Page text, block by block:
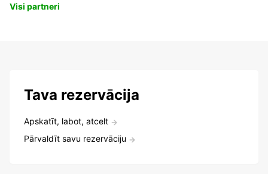
Visi partneri
Tava rezervācija
Apskatīt, labot, atcelt
Pārvaldīt savu rezervāciju